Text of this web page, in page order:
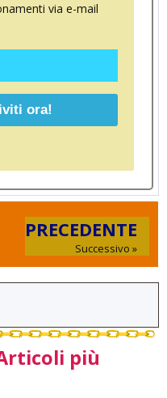
via e-mail
PRECEDENTE
Successivo »
più